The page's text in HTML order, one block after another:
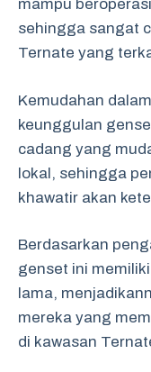
mampu
sehingga sangat
Ternate yang
Kemudahan
keunggulan
cadang yang
lokal, sehingga
khawatir akan
Berdasarkan
genset ini
lama,
mereka yang
di kawasan